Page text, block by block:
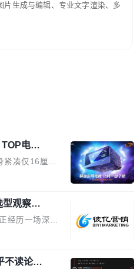
生成与编辑、专业文字渲染、多
电
力打造旗
凑仅16厘米
嘉科技近日正
算力平台打
额定功率
与PCIe 5.1
高阶PC主机
型观察：
范式转移
经历一场深刻
构市场从2025
将突破120亿美
不读论文